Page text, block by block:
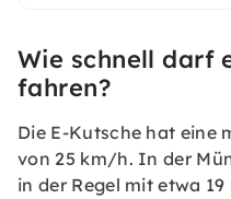
Wie schnell darf
fahren?
Die E-Kutsche hat eine
von 25 km/h. In der
in der Regel mit etwa